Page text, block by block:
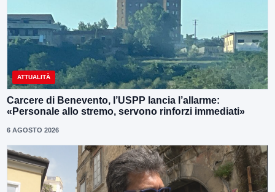
ATTUALITÀ
Carcere di Benevento, l’USPP lancia l’allarme:
«Personale allo stremo, servono rinforzi immediati»
6 AGOSTO 2026